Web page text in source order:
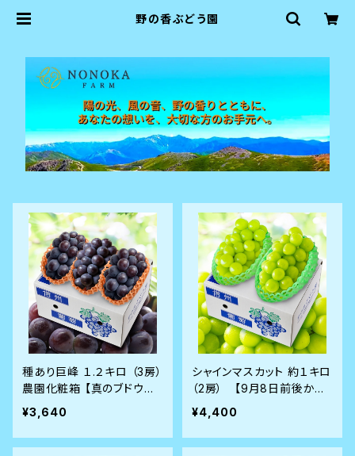
野の香ぶどう園
種あり巨峰 １.２キロ （3房）
農園化粧箱 【真のブドウ通
に選ばれる隠れたヒット商
品】8月28前後から発送
¥3,640
シャインマスカット 約１キロ
（2房） 【9月8日前後から
順次発送】
¥4,400